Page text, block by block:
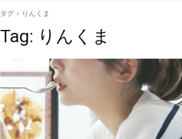
タグ りんくま
Tag: りんくま